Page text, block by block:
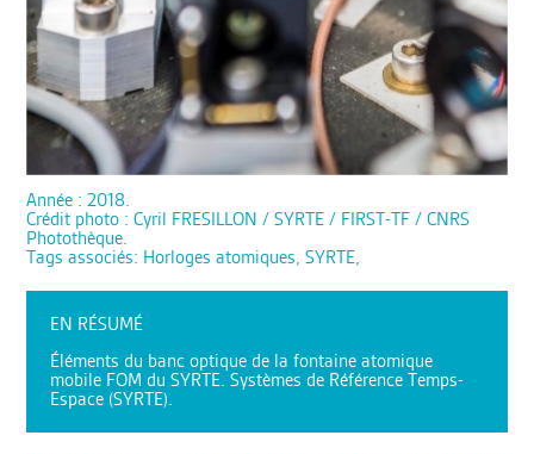
Année : 2018.
Crédit photo : Cyril FRESILLON / SYRTE / FIRST-TF / CNRS
Photothèque.
Tags associés: Horloges atomiques, SYRTE,
EN RÉSUMÉ
Éléments du banc optique de la fontaine atomique
mobile FOM du SYRTE. Systèmes de Référence Temps-
Espace (SYRTE).